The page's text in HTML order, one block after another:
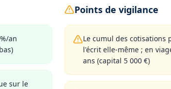
an
sur le
Points de vigilance
Le cumul des
l'écrit elle-même ; en
ans (capital 5 000 €)